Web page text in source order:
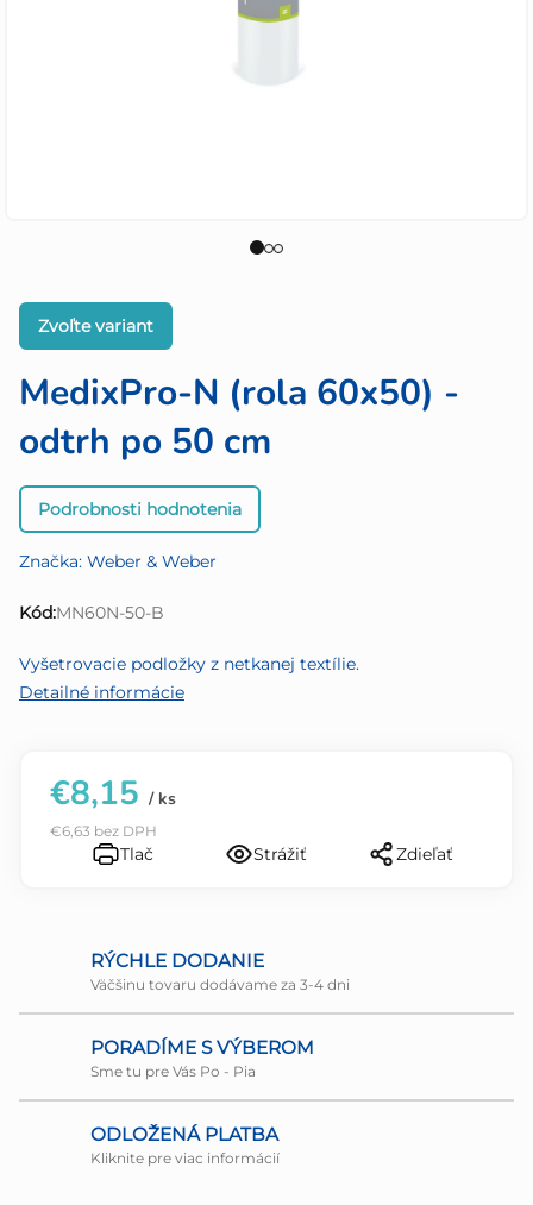
MedixPro-N (rola 60x50) -
odtrh po 50 cm
Priemerné
hodnotenie
je
0,0
5
hviezdičiek.
Podrobnosti hodnotenia
Značka: Weber & Weber
Kód:MN60N-50-B
Zvoľte variant
Vyšetrovacie podložky z netkanej textílie.
Detailné informácie
€8,15 / ks
€6,63 bez DPH
Tlač Strážiť Zdieľať
RÝCHLE DODANIE
Väčšinu tovaru dodávame za 3-4 dni
PORADÍME S VÝBEROM
Sme tu pre Vás Po - Pia
ODLOŽENÁ PLATBA
Kliknite pre viac informácií